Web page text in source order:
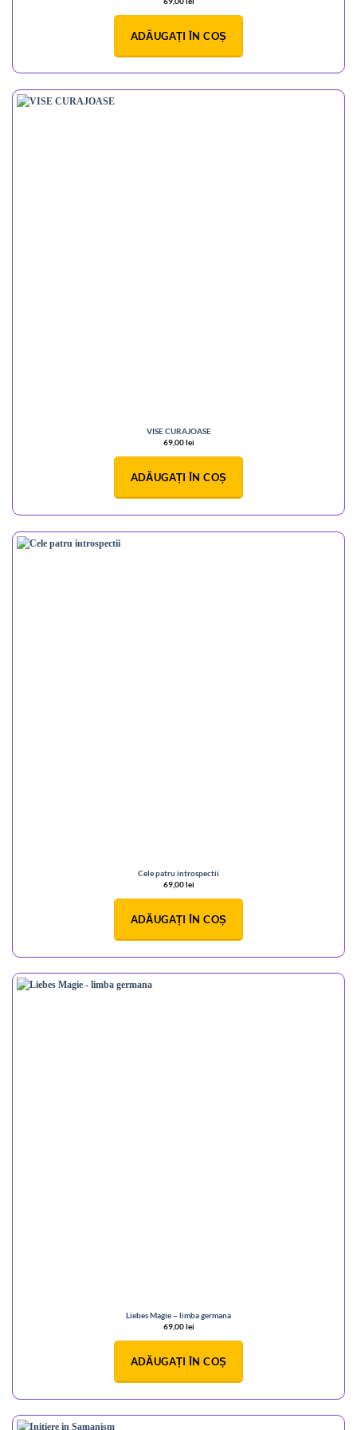
ADĂUGAȚI ÎN COȘ
VISE CURAJOASE
69,00lei
ADĂUGAȚI ÎN COȘ
Cele patru introspectii
69,00lei
ADĂUGAȚI ÎN COȘ
Liebes Magie – limba germana
69,00lei
ADĂUGAȚI ÎN COȘ